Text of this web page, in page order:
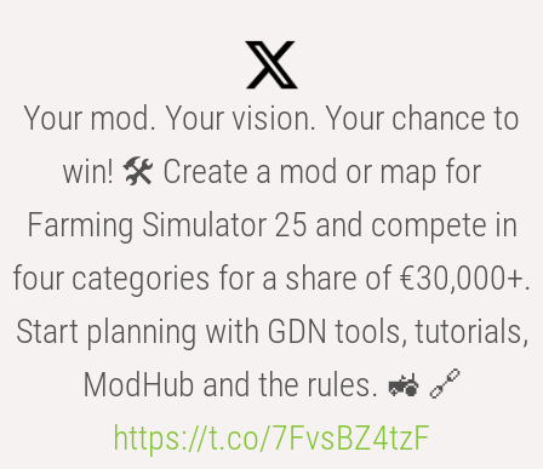
Your mod. Your vision. Your chance to
win! 🛠️ Create a mod or map for
Farming Simulator 25 and compete in
four categories for a share of €30,000+.
Start planning with GDN tools, tutorials,
ModHub and the rules. 🚜 🔗
https://t.co/7FvsBZ4tzF